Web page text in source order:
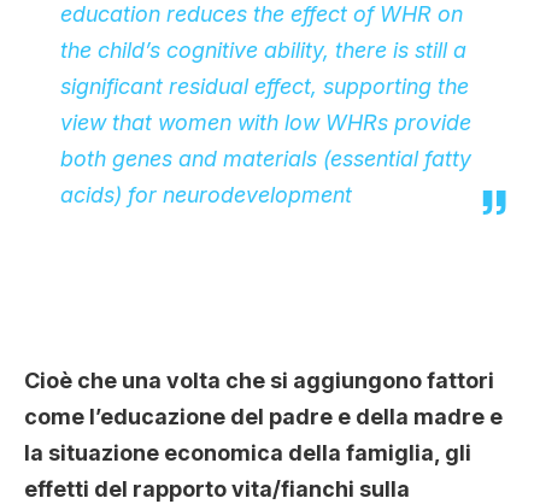
education reduces the effect of WHR on
the child’s cognitive ability, there is still a
significant residual effect, supporting the
view that women with low WHRs provide
both genes and materials (essential fatty
acids) for neurodevelopment
Cioè che una volta che si aggiungono fattori
come l’educazione del padre e della madre e
la situazione economica della famiglia, gli
effetti del rapporto vita/fianchi sulla